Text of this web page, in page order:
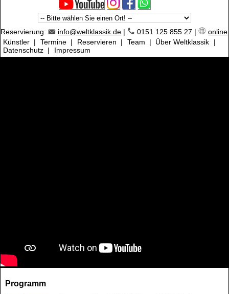
Reservierung: info@weltklassik.de | 0151 125 855 27 |
online
Künstler | Termine | Reservieren | Team | Über Weltklassik
|
Datenschutz | Impressum
Programm